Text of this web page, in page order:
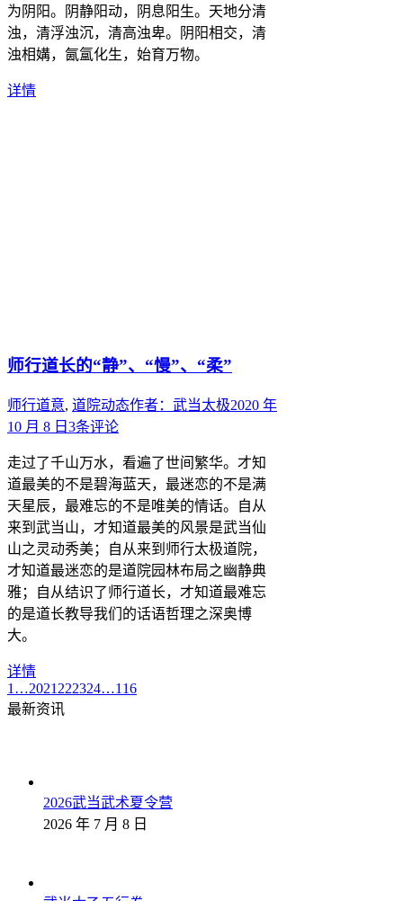
为阴阳。阴静阳动，阴息阳生。天地分清
浊，清浮浊沉，清高浊卑。阴阳相交，清
浊相媾，氤氲化生，始育万物。
详情
师行道长的“静”、“慢”、“柔”
师行道意, 道院动态作者： 武当太极2020 年
10 月 8 日 3条评论
走过了千山万水，看遍了世间繁华。才知
道最美的不是碧海蓝天，最迷恋的不是满
天星辰，最难忘的不是唯美的情话。自从
来到武当山，才知道最美的风景是武当仙
山之灵动秀美；自从来到师行太极道院，
才知道最迷恋的是道院园林布局之幽静典
雅；自从结识了师行道长，才知道最难忘
的是道长教导我们的话语哲理之深奥博
大。
详情
1 …2021 222324…116
最新资讯
2026武当武术夏令营
2026 年 7 月 8 日